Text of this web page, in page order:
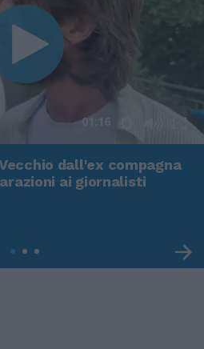
01:16
dall'ex compagna
ai giornalisti